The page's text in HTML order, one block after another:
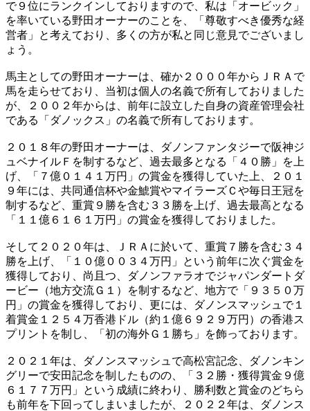
で９位にランクインしておりますので、私は「オービック」
を率いている野田オーナーのことを、「尊敬すべき優秀な経
営者」と考えており、多くの方が私と同じ意見でございまし
ょう。
馬主としての野田オーナーは、確か２０００年からＪＲＡで
馬を走らせており、当初は個人の名義で所有しておりました
が、２００２年からは、前年に設立した自身の資産管理会社
である「ダノックス」の名義で所有しております。
２０１８年の野田オーナーは、ダノンファンタジーで阪神ジ
ュベナイルＦを制するなど、過去最多となる「４０勝」を上
げ、「７億０１４１万円」の賞金を獲得していた上、２０１
９年には、共同通信杯や金鯱賞やマイラーズＣや毎日王冠を
制するなど、重賞９勝を含む３３勝を上げ、過去最高となる
「１１億６１６１万円」の賞金を獲得しておりました。
そして２０２０年は、ＪＲＡに於いて、重賞７勝を含む３４
勝を上げ、「１０億００３４万円」という前年に次ぐ賞金を
獲得しており、尚且つ、ダノンファラオでジャパンダートダ
ービー（地方交流Ｇ１）を制するなど、地方で「９３５０万
円」の賞金を獲得しており、更には、ダノンスマッシュで１
着賞金１２５４万香港ドル（約１億６９２９万円）の香港ス
プリントを制し、「初の海外Ｇ１勝ち」を飾っております。
２０２１年は、ダノンスマッシュで高松宮記念、ダノンキン
グリーで安田記念を制したものの、「３２勝・獲得賞金９億
６１７７万円」という成績に終わり、勝利数と賞金のどちら
も前年を下回ってしまいましたが、２０２２年は、ダノンス